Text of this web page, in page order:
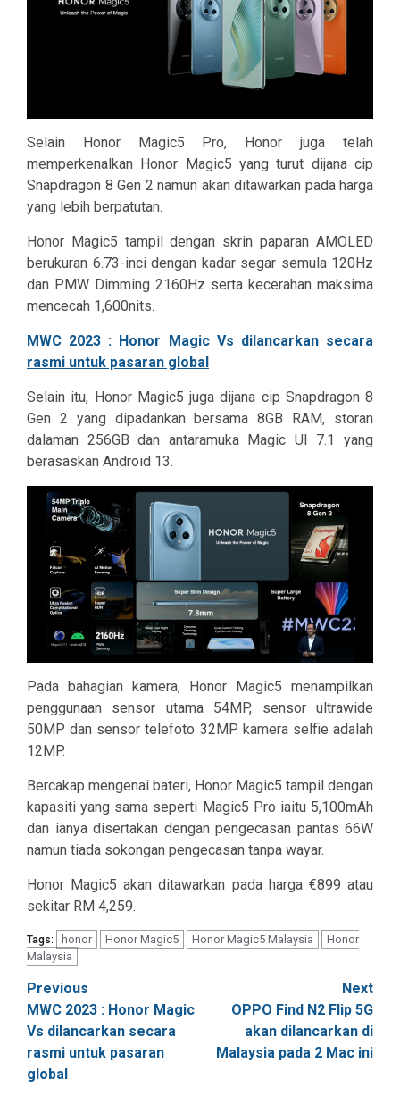
Selain Honor Magic5 Pro, Honor juga telah
memperkenalkan Honor Magic5 yang turut dijana cip
Snapdragon 8 Gen 2 namun akan ditawarkan pada harga
yang lebih berpatutan.
Honor Magic5 tampil dengan skrin paparan AMOLED
berukuran 6.73-inci dengan kadar segar semula 120Hz
dan PMW Dimming 2160Hz serta kecerahan maksima
mencecah 1,600nits.
MWC 2023 : Honor Magic Vs dilancarkan secara
rasmi untuk pasaran global
Selain itu, Honor Magic5 juga dijana cip Snapdragon 8
Gen 2 yang dipadankan bersama 8GB RAM, storan
dalaman 256GB dan antaramuka Magic UI 7.1 yang
berasaskan Android 13.
Pada bahagian kamera, Honor Magic5 menampilkan
penggunaan sensor utama 54MP, sensor ultrawide
50MP dan sensor telefoto 32MP. kamera selfie adalah
12MP.
Bercakap mengenai bateri, Honor Magic5 tampil dengan
kapasiti yang sama seperti Magic5 Pro iaitu 5,100mAh
dan ianya disertakan dengan pengecasan pantas 66W
namun tiada sokongan pengecasan tanpa wayar.
Honor Magic5 akan ditawarkan pada harga €899 atau
sekitar RM 4,259.
Tags: honor Honor Magic5 Honor Magic5 Malaysia
Honor
Malaysia
Post
navigation
Previous
MWC 2023 : Honor Magic
Vs dilancarkan secara
rasmi untuk pasaran
global
Next
OPPO Find N2 Flip 5G
akan dilancarkan di
Malaysia pada 2 Mac ini